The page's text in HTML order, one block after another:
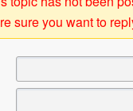
sure you want to